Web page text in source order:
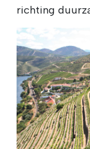
richting